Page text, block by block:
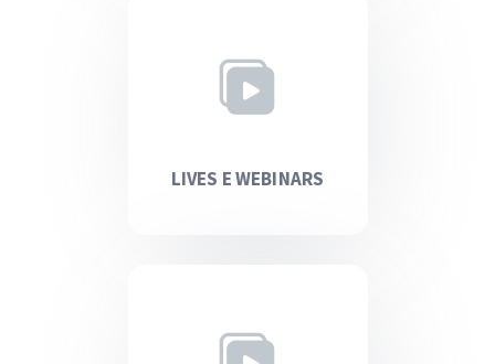
LIVES E WEBINARS